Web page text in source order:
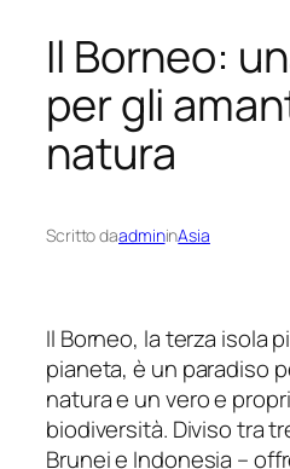
Il Borneo:
per gli
natura
Scritto daadmininAsia
Il Borneo, la terza isola
pianeta, è un paradiso
natura e un vero e
biodiversità. Diviso tra
Brunei e Indonesia –